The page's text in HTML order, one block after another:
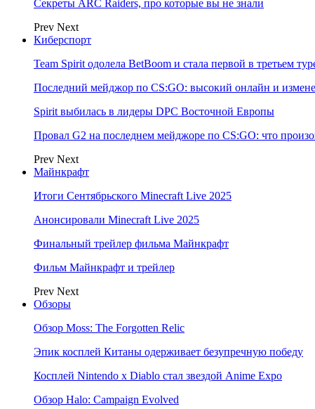
Секреты ARC Raiders, про которые вы не знали
Prev Next
Киберспорт
Team Spirit одолела BetBoom и стала первой в третьем
Последний мейджор по CS:GO: высокий онлайн и
Spirit выбилась в лидеры DPC Восточной Европы
Провал G2 на последнем мейджоре по CS:GO: что
Prev Next
Майнкрафт
Итоги Сентябрьского Minecraft Live 2025
Анонсировали Minecraft Live 2025
Финальный трейлер фильма Майнкрафт
Фильм Майнкрафт и трейлер
Prev Next
Обзоры
Обзор Moss: The Forgotten Relic
Эпик косплей Китаны одерживает безупречную победу
Косплей Nintendo x Diablo стал звездой Anime Expo
Обзор Halo: Campaign Evolved